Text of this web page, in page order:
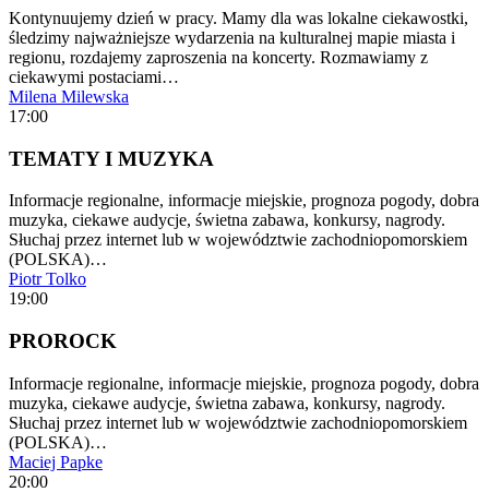
Kontynuujemy dzień w pracy. Mamy dla was lokalne ciekawostki,
śledzimy najważniejsze wydarzenia na kulturalnej mapie miasta i
regionu, rozdajemy zaproszenia na koncerty. Rozmawiamy z
ciekawymi postaciami…
Milena Milewska
17:00
TEMATY I MUZYKA
Informacje regionalne, informacje miejskie, prognoza pogody, dobra
muzyka, ciekawe audycje, świetna zabawa, konkursy, nagrody.
Słuchaj przez internet lub w województwie zachodniopomorskiem
(POLSKA)…
Piotr Tolko
19:00
PROROCK
Informacje regionalne, informacje miejskie, prognoza pogody, dobra
muzyka, ciekawe audycje, świetna zabawa, konkursy, nagrody.
Słuchaj przez internet lub w województwie zachodniopomorskiem
(POLSKA)…
Maciej Papke
20:00